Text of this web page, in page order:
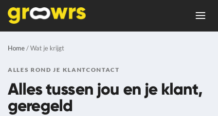
Home/ Wat je krijgt
ALLES ROND JE KLANTCONTACT
Alles tussen jou en je klant,
geregeld